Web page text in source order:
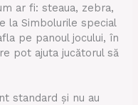
ar fi: steaua, zebra,
la Simbolurile special
pe panoul jocului, în
pot ajuta jucătorul să
standard și nu au